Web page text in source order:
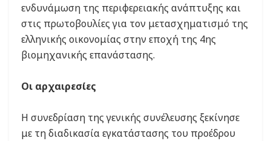
ενδυνάμωση της περιφερειακής ανάπτυξης και
στις πρωτοβουλίες για τον μετασχηματισμό της
ελληνικής οικονομίας στην εποχή της 4ης
βιομηχανικής επανάστασης.
Οι αρχαιρεσίες
Η συνεδρίαση της γενικής συνέλευσης ξεκίνησε
με τη διαδικασία εγκατάστασης του προέδρου